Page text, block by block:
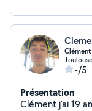
Clément
-/5
Présentation
Clément j'ai 19